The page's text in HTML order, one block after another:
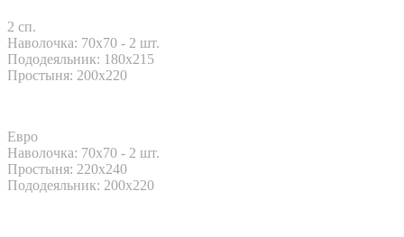
2 сп.
Наволочка: 70x70 - 2 шт.
Пододеяльник: 180x215
Простыня: 200x220
Евро
Наволочка: 70x70 - 2 шт.
Простыня: 220x240
Пододеяльник: 200x220